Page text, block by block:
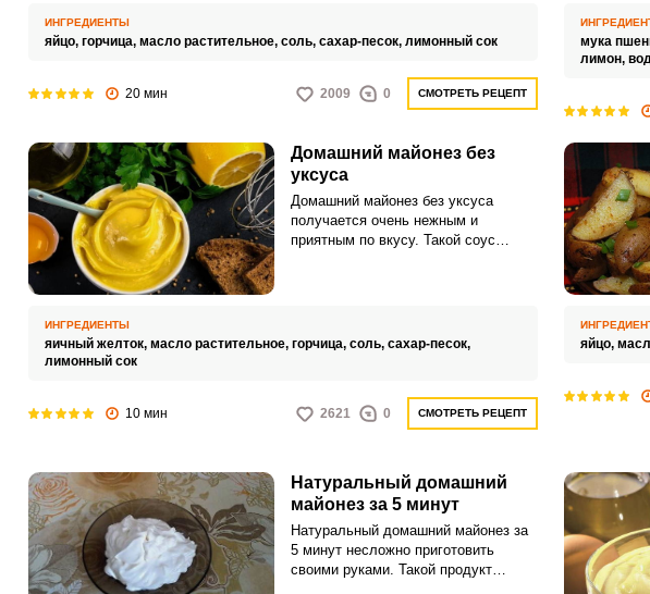
ИНГРЕДИЕНТЫ
яйцо, горчица, масло растительное, соль, сахар-песок, лимонный сок
20 мин 2009 0 СМОТРЕТЬ РЕЦЕПТ
мука
лимон,
Домашний майонез без
уксуса
Домашний майонез без уксуса
получается очень нежным и
приятным по вкусу. Такой соус
ИНГРЕДИЕНТЫ
яичный желток, масло растительное, горчица, соль, сахар-песок,
лимонный сок
10 мин 2621 0 СМОТРЕТЬ РЕЦЕПТ
яйцо,
Натуральный домашний
майонез за 5 минут
Натуральный домашний майонез за
5 минут несложно приготовить
своими руками. Такой продукт